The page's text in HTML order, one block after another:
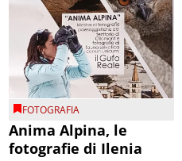
FOTOGRAFIA
Anima Alpina, le
fotografie di Ilenia